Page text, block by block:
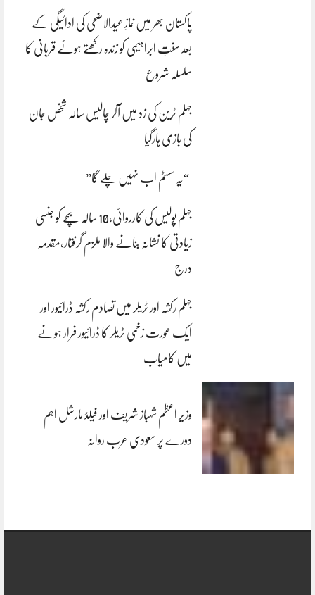
پاکستان بھر میں نمازِ عیدالاضحی کی ادائیگی کے
بعد سنتِ ابراہیمی کو زندہ رکھتے ہوئے قربانی کا
سلسلہ شروع
جہلم ٹرین کی زد میں آکر چالیس سالہ شخص جان
کی بازی ہارگیا
“یہ سسٹم اب نہیں چلے گا”
جہلم پولیس کی کارروائی،10 سالہ بچے کو جنسی
زیادتی کا نشانہ بنانے والا ملزم گرفتار،مقدمہ
درج
جہلم رکشہ اور ٹریلر میں تصادم رکشہ ڈرائیور اور
ایک عورت زخمی ٹریلر کا ڈرائیور فرار ہونے
میں کامیاب
وزیر اعظم شہباز شریف اور فیلڈ مارشل اہم
دورے پر سعودی عرب روانہ